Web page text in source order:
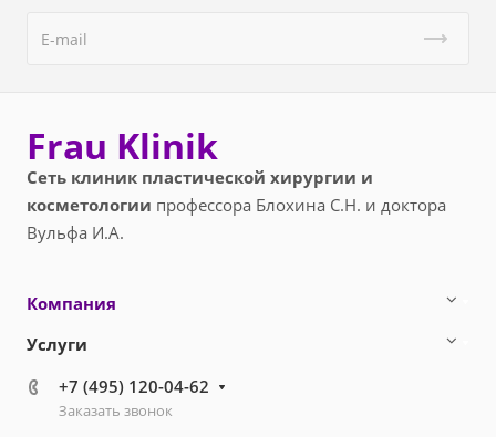
Frau Klinik
Сеть клиник пластической хирургии и
косметологии профессора Блохина С.Н. и доктора
Вульфа И.А.
Компания
Услуги
+7 (495) 120-04-62
Заказать звонок